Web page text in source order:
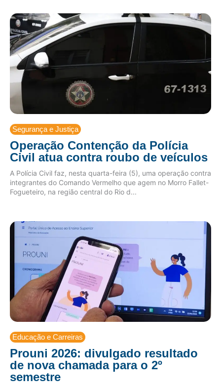
Segurança e Justiça
Operação Contenção da Polícia
Civil atua contra roubo de veículos
A Polícia Civil faz, nesta quarta-feira (5), uma operação contra
integrantes do Comando Vermelho que agem no Morro Fallet-
Fogueteiro, na região central do Rio d...
Educação e Carreiras
Prouni 2026: divulgado resultado
de nova chamada para o 2º
semestre